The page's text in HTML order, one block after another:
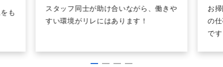
も
スタッフ同士が助け合いながら、働きや
すい環境がリレにはあります！
お
の
で